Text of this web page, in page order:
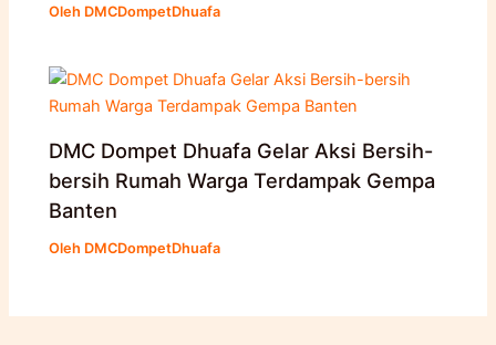
Oleh DMCDompetDhuafa
DMC Dompet Dhuafa Gelar Aksi Bersih-
bersih Rumah Warga Terdampak Gempa
Banten
Oleh DMCDompetDhuafa